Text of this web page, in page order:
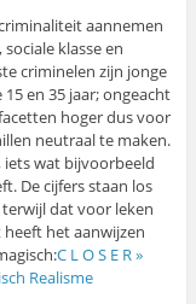
aannemen
klasse en
criminelen zijn jonge
en 35 jaar; ongeacht
hoger dus voor
neutraal te maken.
iets wat bijvoorbeeld
De cijfers staan los
dat voor leken
het aanwijzen
C L O S E R »
Realisme